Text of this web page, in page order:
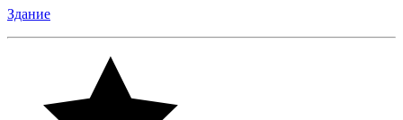
Здание